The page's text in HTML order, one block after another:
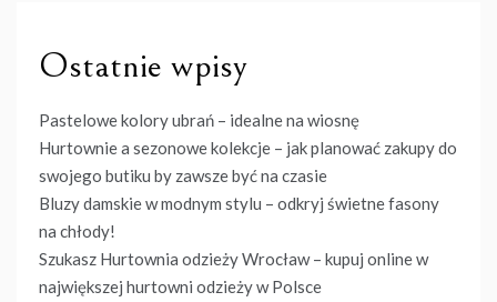
Ostatnie wpisy
Pastelowe kolory ubrań – idealne na wiosnę
Hurtownie a sezonowe kolekcje – jak planować zakupy do
swojego butiku by zawsze być na czasie
Bluzy damskie w modnym stylu – odkryj świetne fasony
na chłody!
Szukasz Hurtownia odzieży Wrocław – kupuj online w
największej hurtowni odzieży w Polsce